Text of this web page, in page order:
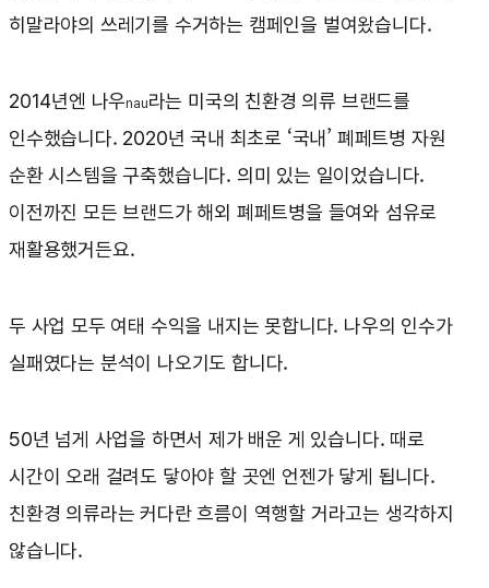
히말라야의 쓰레기를 수거하는 캠페인을 벌여왔습니다.
2014년엔 나우nau라는 미국의 친환경 의류 브랜드를
인수했습니다. 2020년 국내 최초로 ‘국내’ 폐페트병 자원
순환 시스템을 구축했습니다. 의미 있는 일이었습니다.
이전까진 모든 브랜드가 해외 폐페트병을 들여와 섬유로
재활용했거든요.
두 사업 모두 여태 수익을 내지는 못합니다. 나우의 인수가
실패였다는 분석이 나오기도 합니다.
50년 넘게 사업을 하면서 제가 배운 게 있습니다. 때로
시간이 오래 걸려도 닿아야 할 곳엔 언젠가 닿게 됩니다.
친환경 의류라는 커다란 흐름이 역행할 거라고는 생각하지
않습니다.